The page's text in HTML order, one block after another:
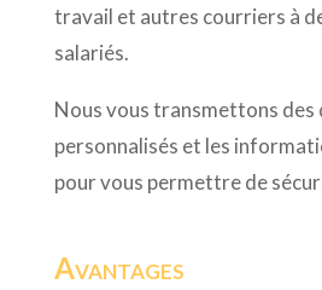
travail et autres courriers à
salariés.
Nous vous transmettons des
personnalisés et les
pour vous permettre de
Avantages